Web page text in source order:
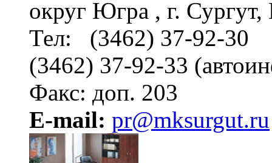
округ Югра , г.
Тел: (3462) 37-92-30
(3462) 37-92-33
Факс: доп. 203
E-mail: pr@mksurgut.ru